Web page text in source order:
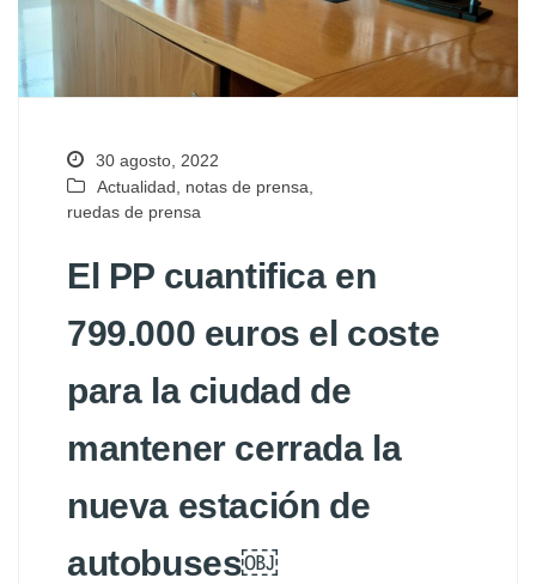
30 agosto, 2022
Actualidad
notas de prensa
ruedas de prensa
El PP cuantifica en
799.000 euros el coste
para la ciudad de
mantener cerrada la
nueva estación de
autobuses￼